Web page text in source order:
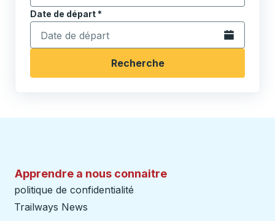
Date de départ*
Tapez la date au format date Barre oblique du mois à
Ouvrez le
Recherche
Apprendre a nous connaitre
politique de confidentialité
Trailways News